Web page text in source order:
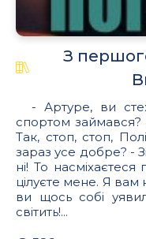
З
- Артуре, ви
спортом займався?
Так, стоп, стоп,
зараз усе добре? -
ні! То
цілуєте мене. Я вам
ви щось собі
світить!...